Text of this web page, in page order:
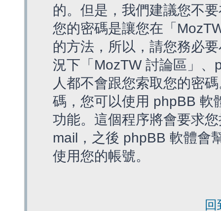
的。但是，我們建議您不
您的密碼是讓您在「
的方法，所以，請您務必
況下「MozTW 討論區」
人都不會跟您索取您的密
碼，您可以使用 phpBB 軟
功能。這個程序將會要求
mail，之後 phpBB 軟體會
使用您的帳號。